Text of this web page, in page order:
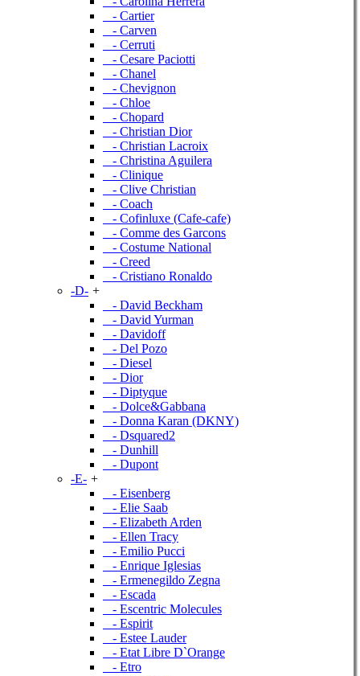
- Cartier
- Carven
- Cerruti
- Cesare Paciotti
- Chanel
- Chevignon
- Chloe
- Chopard
- Christian Dior
- Christian Lacroix
- Christina Aguilera
- Clinique
- Clive Christian
- Coach
- Cofinluxe (Cafe-cafe)
- Comme des Garcons
- Costume National
- Creed
- Cristiano Ronaldo
-D- +
- David Beckham
- David Yurman
- Davidoff
- Del Pozo
- Diesel
- Dior
- Diptyque
- Dolce&Gabbana
- Donna Karan (DKNY)
- Dsquared2
- Dunhill
- Dupont
-E- +
- Eisenberg
- Elie Saab
- Elizabeth Arden
- Ellen Tracy
- Emilio Pucci
- Enrique Iglesias
- Ermenegildo Zegna
- Escada
- Escentric Molecules
- Espirit
- Estee Lauder
- Etat Libre D`Orange
- Etro